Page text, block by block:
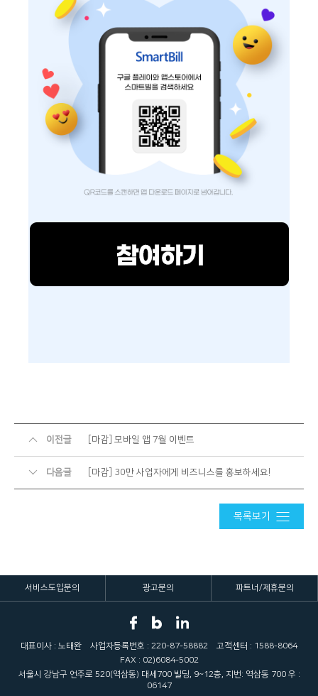
이전글 [마감] 모바일 앱 7월 이벤트
다음글 [마감] 30만 사업자에게 비즈니스를 홍보하세요!
목록보기
서비스도입문의 광고문의 파트너/제휴문의
대표이사 : 노태완 사업자등록번호 : 220-87-58882
고객센터 : 1588-8064
FAX : 02)6084-5002
서울시 강남구 언주로 520(역삼동) 대세700 빌딩, 9~12층, 지번: 역삼동 700 우 :
06147